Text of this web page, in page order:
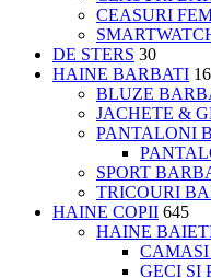
CEASURI
DE STERS 30
HAINE BARBATI
BLUZE
JACHETE &
PANTALONI
SPORT
TRICOURI
HAINE COPII 645
HAINE
GECI SI